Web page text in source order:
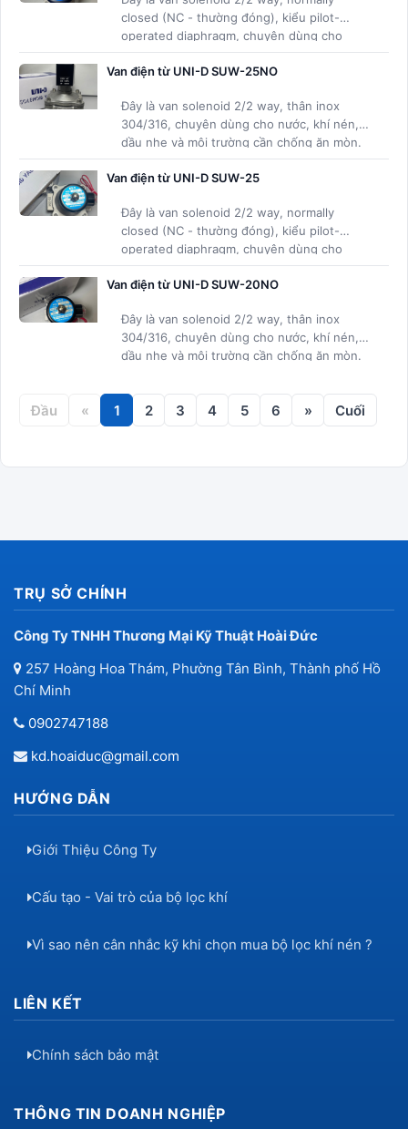
closed (NC - thường đóng), kiểu pilot-
operated diaphragm, chuyên dùng cho
nước, khí nén, dầu nhẹ và môi trường cần
chống ăn mòn cao
Van điện từ UNI-D SUW-25NO
Đây là van solenoid 2/2 way, thân inox
304/316, chuyên dùng cho nước, khí nén,
dầu nhẹ và môi trường cần chống ăn mòn.
Khác với phiên bản NC, SUW-25NO mở van
khi không có điện và đóng van khi có điện
Van điện từ UNI-D SUW-25
Đây là van solenoid 2/2 way, normally
closed (NC - thường đóng), kiểu pilot-
operated diaphragm, chuyên dùng cho
nước, khí nén, dầu nhẹ và môi trường cần
chống ăn mòn cao
Van điện từ UNI-D SUW-20NO
Đây là van solenoid 2/2 way, thân inox
304/316, chuyên dùng cho nước, khí nén,
dầu nhẹ và môi trường cần chống ăn mòn.
SUW-20NO mở van khi không có điện và
đóng van khi có điện.
Đầu « 1 2 3 4 5 6 » Cuối
TRỤ SỞ CHÍNH
Công Ty TNHH Thương Mại Kỹ Thuật Hoài Đức
257 Hoàng Hoa Thám, Phường Tân Bình, Thành phố Hồ
Chí Minh
0902747188
kd.hoaiduc@gmail.com
HƯỚNG DẪN
Giới Thiệu Công Ty
Cấu tạo - Vai trò của bộ lọc khí
Vì sao nên cân nhắc kỹ khi chọn mua bộ lọc khí nén ?
LIÊN KẾT
Chính sách bảo mật
THÔNG TIN DOANH NGHIỆP